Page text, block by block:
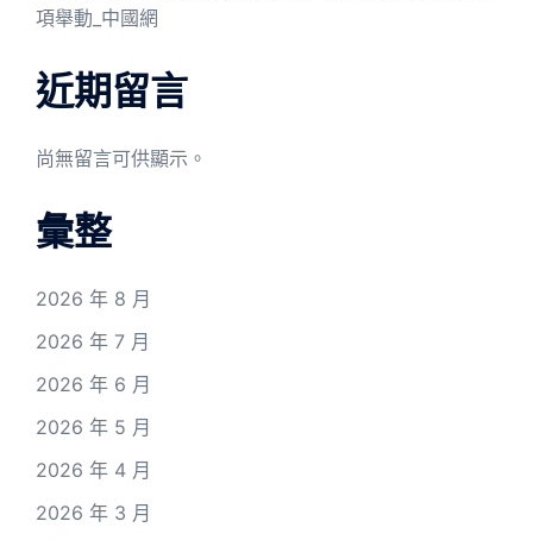
項舉動_中國網
近期留言
尚無留言可供顯示。
彙整
2026 年 8 月
2026 年 7 月
2026 年 6 月
2026 年 5 月
2026 年 4 月
2026 年 3 月